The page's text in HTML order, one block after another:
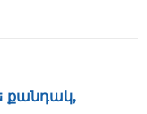
քանդակ,